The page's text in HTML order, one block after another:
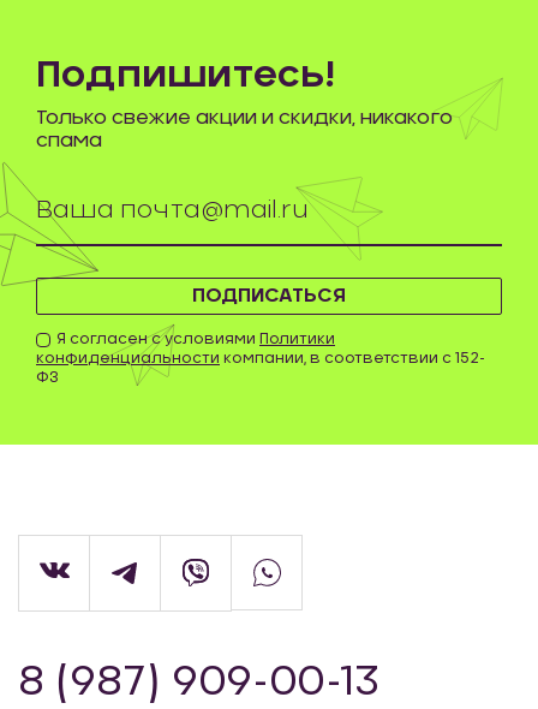
ПОДПИСАТЬСЯ
Я согласен с условиями Политики
конфиденциальности компании, в соответствии с 152-
ФЗ
Подпишитесь!
Только свежие акции и скидки, никакого
спама
8 (987) 909-00-13